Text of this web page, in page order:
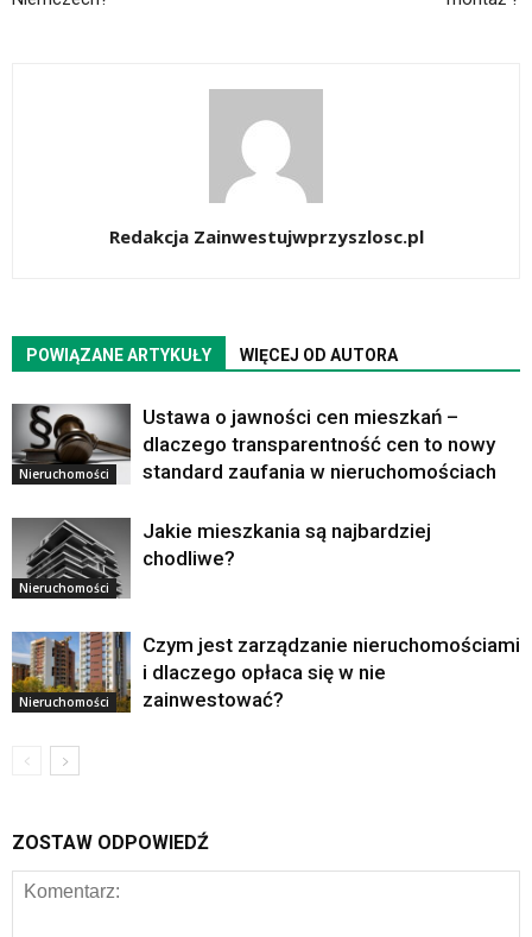
Redakcja Zainwestujwprzyszlosc.pl
POWIĄZANE ARTYKUŁY WIĘCEJ OD AUTORA
Nieruchomości
Ustawa o jawności cen mieszkań –
dlaczego transparentność cen to nowy
standard zaufania w nieruchomościach
Nieruchomości
Jakie mieszkania są najbardziej
chodliwe?
Nieruchomości
Czym jest zarządzanie nieruchomościami
i dlaczego opłaca się w nie
zainwestować?
ZOSTAW ODPOWIEDŹ